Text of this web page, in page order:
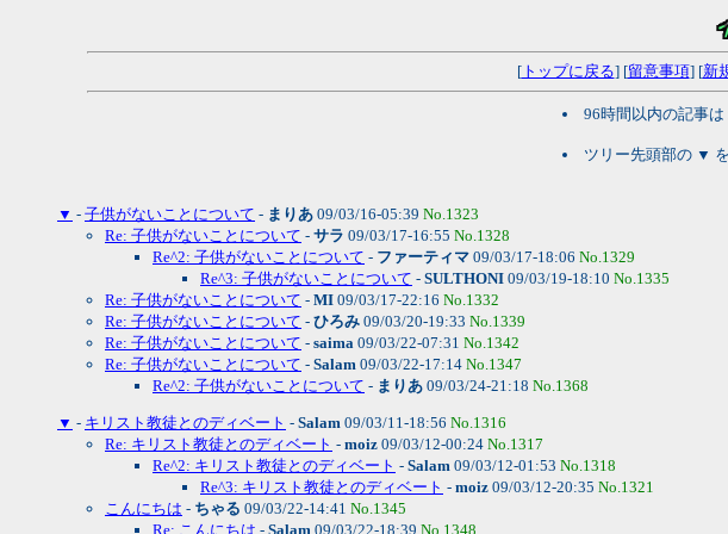
[トップに戻る] [留意事項] [新
96時間以内の記事は
ツリー先頭部の ▼
▼ - 子供がないことについて - まりあ 09/03/16-05:39 No.1323
Re: 子供がないことについて - サラ 09/03/17-16:55 No.1328
Re^2: 子供がないことについて - ファーティマ 09/03/17-18:06 No.1329
Re^3: 子供がないことについて - SULTHONI 09/03/19-18:10 No.1335
Re: 子供がないことについて - MI 09/03/17-22:16 No.1332
Re: 子供がないことについて - ひろみ 09/03/20-19:33 No.1339
Re: 子供がないことについて - saima 09/03/22-07:31 No.1342
Re: 子供がないことについて - Salam 09/03/22-17:14 No.1347
Re^2: 子供がないことについて - まりあ 09/03/24-21:18 No.1368
▼ - キリスト教徒とのディベート - Salam 09/03/11-18:56 No.1316
Re: キリスト教徒とのディベート - moiz 09/03/12-00:24 No.1317
Re^2: キリスト教徒とのディベート - Salam 09/03/12-01:53 No.1318
Re^3: キリスト教徒とのディベート - moiz 09/03/12-20:35 No.1321
こんにちは - ちゃる 09/03/22-14:41 No.1345
Re: こんにちは - Salam 09/03/22-18:39 No.1348